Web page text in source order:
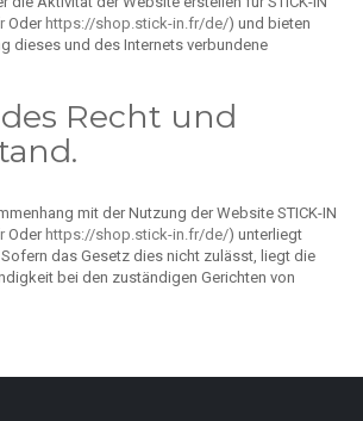
Oder https://shop.stick-in.fr/de/) und bieten
dieses und des Internets verbundene
Recht und
mit der Nutzung der Website STICK-IN
Oder https://shop.stick-in.fr/de/) unterliegt
das Gesetz dies nicht zulässt, liegt die
bei den zuständigen Gerichten von